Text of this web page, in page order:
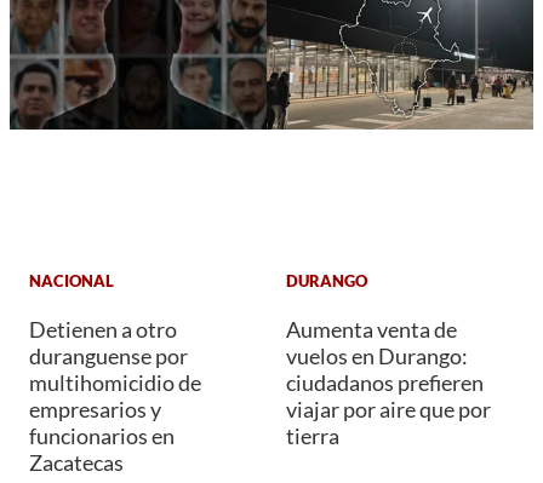
NACIONAL
Detienen a otro
duranguense por
multihomicidio de
empresarios y
funcionarios en
Zacatecas
DURANGO
Aumenta venta de
vuelos en Durango:
ciudadanos prefieren
viajar por aire que por
tierra